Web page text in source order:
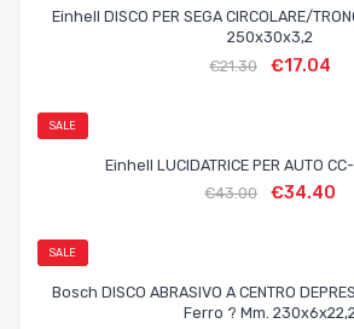
Einhell DISCO PER SEGA CIRCOLARE/
250x30x3,2
€21.30 €17.04
SALE
Einhell LUCIDATRICE PER AUTO
€43.00 €34.40
SALE
Bosch DISCO ABRASIVO A CENTRO
Ferro ? Mm. 230x6x22,2